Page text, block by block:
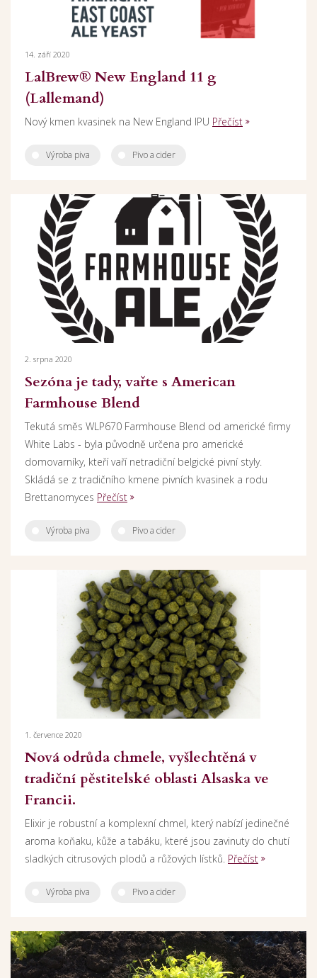
14. září 2020
LalBrew® New England 11 g
(Lallemand)
Nový kmen kvasinek na New England IPU Přečíst
Výroba piva Pivo a cider
2. srpna 2020
Sezóna je tady, vařte s American
Farmhouse Blend
Tekutá směs WLP670 Farmhouse Blend od americké firmy
White Labs - byla původně určena pro americké
domovarníky, kteří vaří netradiční belgické pivní styly.
Skládá se z tradičního kmene pivních kvasinek a rodu
Brettanomyces Přečíst
Výroba piva Pivo a cider
1. července 2020
Nová odrůda chmele, vyšlechtěná v
tradiční pěstitelské oblasti Alsaska ve
Francii.
Elixir je robustní a komplexní chmel, který nabízí jedinečné
aroma koňaku, kůže a tabáku, které jsou zavinuty do chutí
sladkých citrusových plodů a růžových lístků. Přečíst
Výroba piva Pivo a cider